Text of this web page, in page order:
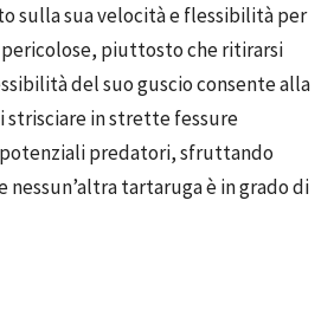
sulla sua velocità e flessibilità per
piuttosto che ritirarsi
del suo guscio consente alla
strisciare in strette fessure
predatori, sfruttando
nessun’altra tartaruga è in grado di